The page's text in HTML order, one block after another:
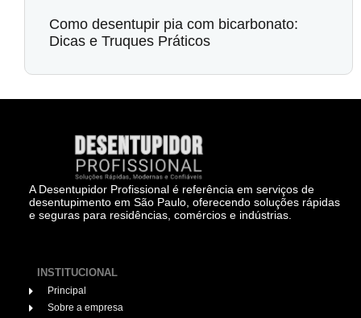
Como desentupir pia com bicarbonato:
Dicas e Truques Práticos
A Desentupidor Profissional é referência em serviços de
desentupimento em São Paulo, oferecendo soluções rápidas
e seguras para residências, comércios e indústrias.
INSTITUCIONAL
Principal
Sobre a empresa